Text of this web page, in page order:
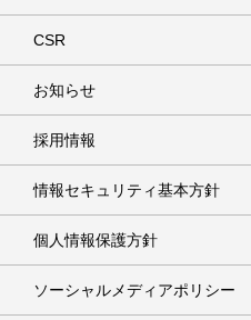
CSR
お知らせ
採用情報
情報セキュリティ基本方針
個人情報保護方針
ソーシャルメディアポリシー